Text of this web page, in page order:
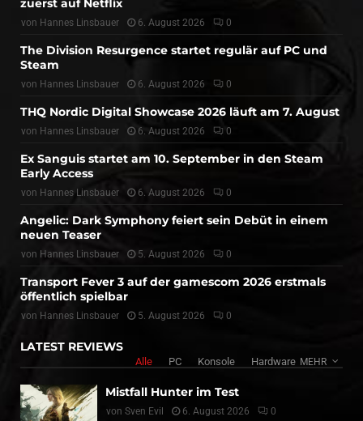
zuerst auf Netflix
von Hannes Linsbauer 6. August 2026 0
The Division Resurgence startet regulär auf PC und
Steam
von Hannes Linsbauer 6. August 2026 0
THQ Nordic Digital Showcase 2026 läuft am 7. August
von Hannes Linsbauer 6. August 2026 0
Ex Sanguis startet am 10. September in den Steam
Early Access
von Hannes Linsbauer 6. August 2026 0
Angelic: Dark Symphony feiert sein Debüt in einem
neuen Teaser
von Hannes Linsbauer 5. August 2026 0
Transport Fever 3 auf der gamescom 2026 erstmals
öffentlich spielbar
von Hannes Linsbauer 5. August 2026 0
LATEST REVIEWS
Alle PC Konsole Hardware MEHR
Mistfall Hunter im Test
von Sven Evil 6. August 2026 0